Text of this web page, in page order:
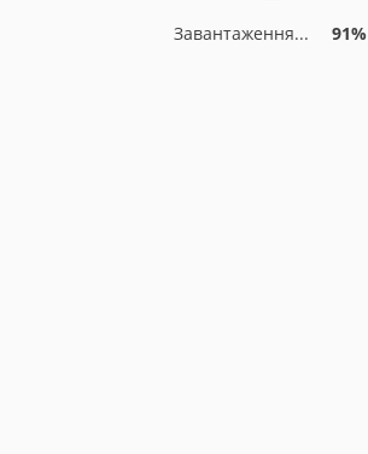
Завантаження... 91%